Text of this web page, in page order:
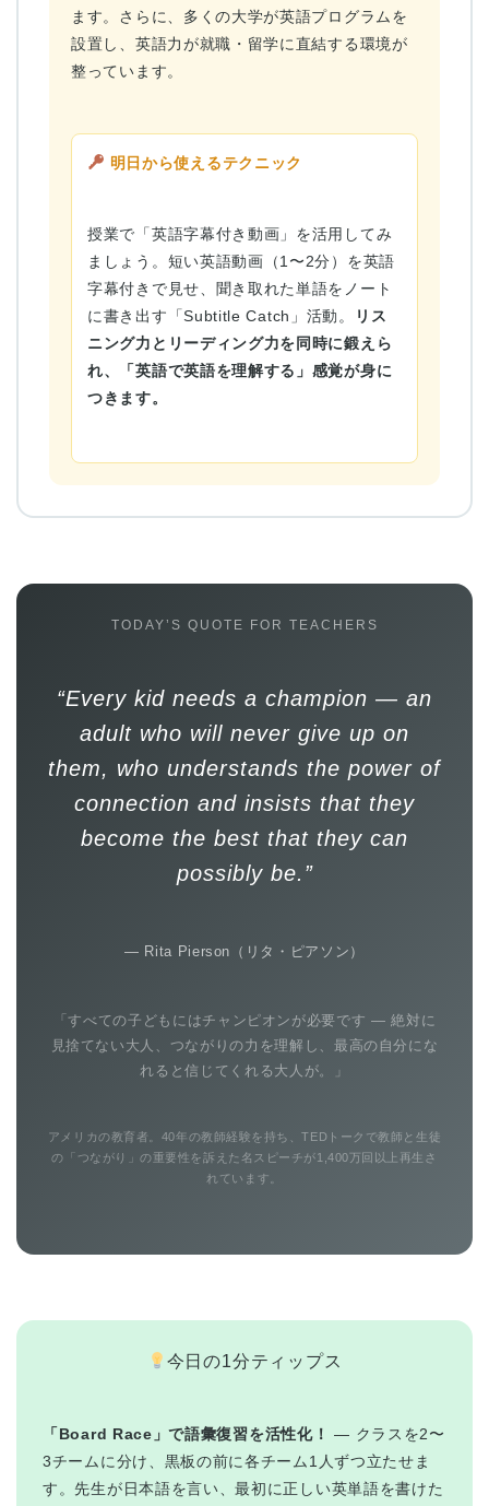
ます。さらに、多くの大学が英語プログラムを
設置し、英語力が就職・留学に直結する環境が
整っています。
明日から使えるテクニック
授業で「英語字幕付き動画」を活用してみ
ましょう。短い英語動画（1〜2分）を英語
字幕付きで見せ、聞き取れた単語をノート
に書き出す「Subtitle Catch」活動。
リス
ニング力とリーディング力を同時に鍛えら
れ、「英語で英語を理解する」感覚が身に
つきます。
TODAY’S QUOTE FOR TEACHERS
“Every kid needs a champion — an
adult who will never give up on
them, who understands the power of
connection and insists that they
become the best that they can
possibly be.”
— Rita Pierson（リタ・ピアソン）
「すべての子どもにはチャンピオンが必要です — 絶対に
見捨てない大人、つながりの力を理解し、最高の自分にな
れると信じてくれる大人が。」
アメリカの教育者。40年の教師経験を持ち、TEDトークで教師と生徒
の「つながり」の重要性を訴えた名スピーチが1,400万回以上再生さ
れています。
今日の1分ティップス
「Board Race」で語彙復習を活性化！
— クラスを2〜
3チームに分け、黒板の前に各チーム1人ずつ立たせま
す。先生が日本語を言い、最初に正しい英単語を書けた